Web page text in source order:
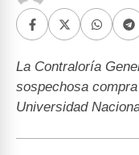
La Contraloría
sospechosa
Universidad